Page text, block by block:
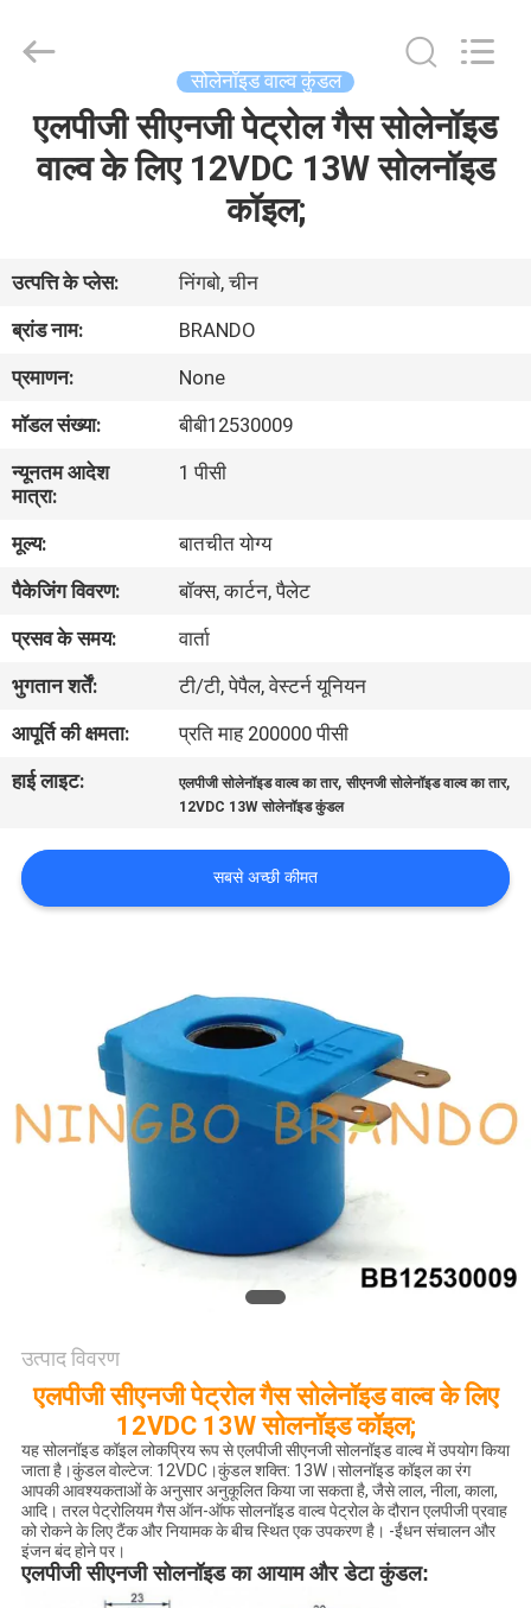
घर
हमारे
बारे
में
कारखाने
का
गुणवत्ता
नियंत्रण
हमसे
संपर्क
करें
उद्धरण
मांगें
COMPANY
साइटमैप
सोलेनॉइड वाल्व कुंडल
एलपीजी सीएनजी पेट्रोल गैस सोलेनॉइड
वाल्व के लिए 12VDC 13W सोलनॉइड
कॉइल;
उत्पत्ति के प्लेस:
निंगबो, चीन
ब्रांड नाम:
BRANDO
प्रमाणन:
None
मॉडल संख्या:
बीबी12530009
न्यूनतम आदेश
मात्रा:
1 पीसी
मूल्य:
बातचीत योग्य
पैकेजिंग विवरण:
बॉक्स, कार्टन, पैलेट
प्रसव के समय:
वार्ता
भुगतान शर्तें:
टी/टी, पेपैल, वेस्टर्न यूनियन
आपूर्ति की क्षमता:
प्रति माह 200000 पीसी
हाई लाइट:
एलपीजी सोलेनॉइड वाल्व का तार,सीएनजी सोलेनॉइड वाल्व का तार,
12VDC 13W सोलेनॉइड कुंडल
सबसे अच्छी कीमत
उत्पाद विवरण
एलपीजी सीएनजी पेट्रोल गैस सोलेनॉइड वाल्व के लिए
12VDC 13W सोलनॉइड कॉइल;
यह सोलनॉइड कॉइल लोकप्रिय रूप से एलपीजी सीएनजी सोलनॉइड वाल्व में उपयोग किया
जाता है।कुंडल वोल्टेज: 12VDC।कुंडल शक्ति: 13W।सोलनॉइड कॉइल का रंग
आपकी आवश्यकताओं के अनुसार अनुकूलित किया जा सकता है, जैसे लाल, नीला, काला,
आदि। तरल पेट्रोलियम गैस ऑन-ऑफ सोलनॉइड वाल्व पेट्रोल के दौरान एलपीजी प्रवाह
को रोकने के लिए टैंक और नियामक के बीच स्थित एक उपकरण है। -ईंधन संचालन और
इंजन बंद होने पर।
एलपीजी सीएनजी सोलनॉइड का आयाम और डेटाकुंडल: